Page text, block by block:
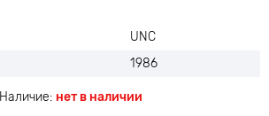
UNC
1986
Наличие: нет в наличии